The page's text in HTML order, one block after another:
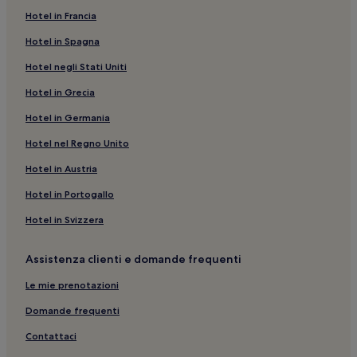
Baia di Odisseo: hotel nelle vicinanze
Parga: Aparthotel
Chiesa di Lygia: hotel nelle vicinanze
Parga: Hotel con animali ammessi
Glyki: hotel
Margariti: hotel
Parga: Hotel economici
Spiaggia di Agios Giannakis: Hotel economici nelle
Karavostasi: hotel
Ammoudia: hotel
Parga: Hotel di lusso
Hotel in Francia
Hotel in Spagna
Hotel negli Stati Uniti
Hotel in Grecia
Hotel in Germania
Hotel nel Regno Unito
Hotel in Austria
Hotel in Portogallo
Hotel in Svizzera
Assistenza clienti e domande frequenti
Le mie prenotazioni
Domande frequenti
Contattaci